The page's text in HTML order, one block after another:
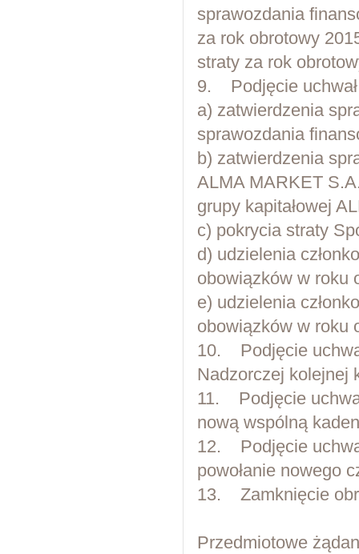
sprawozdania
za rok obrotowy
straty za rok
9. Podjęcie
a) zatwierdzenia
sprawozdania
b) zatwierdzenia
ALMA MARKET
grupy kapitałowej
c) pokrycia straty
d) udzielenia
obowiązków w roku
e) udzielenia
obowiązków w roku
10. Podjęcie
Nadzorczej kolejnej
11. Podjęcie
nową wspólną
12. Podjęcie
powołanie nowego
13. Zamknięcie
Przedmiotowe